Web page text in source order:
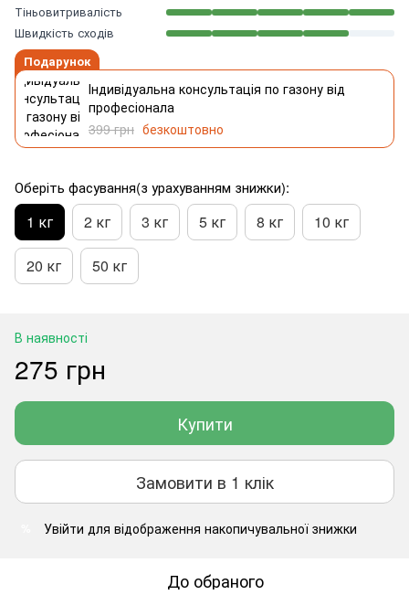
Тіньовитривалість
Швидкість сходів
Подарунок
Індивідуальна консультація по газону від
професіонала
399 грн безкоштовно
Оберіть фасування(з урахуванням знижки):
1 кг 2 кг 3 кг 5 кг 8 кг 10 кг
20 кг 50 кг
В наявності
275 грн
Купити
Замовити в 1 клік
Увійти для відображення накопичувальної знижки
До обраного